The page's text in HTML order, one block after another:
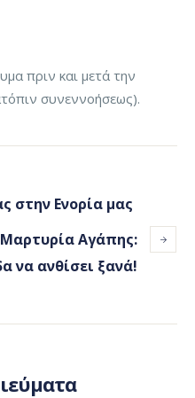
πριν και μετά την
συνεννοήσεως).
στην Ενορία μας
Αγάπης:
να ανθίσει ξανά!